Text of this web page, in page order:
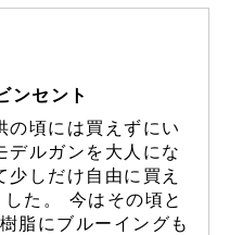
ンセント
の頃には買えずにい
デルガンを大人にな
少しだけ自由に買え
た。 今はその頃と
脂にブルーイングも